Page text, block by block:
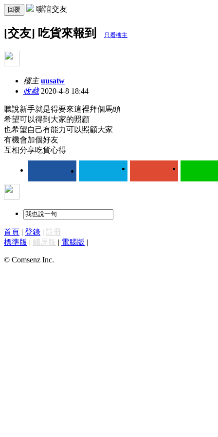
回覆 聯誼交友
[交友] 吃貨來報到 只看樓主
樓主 uusatw
收藏2020-4-8 18:44
聽說新手就是得要來這裡拜個馬頭
希望可以得到大家的照顧
也希望自己有能力可以照顧大家
有機會加個好友
互相分享吃貨心得
首頁 | 登錄 | 註冊
標準版 | 觸屏版 | 電腦版 |
© Comsenz Inc.